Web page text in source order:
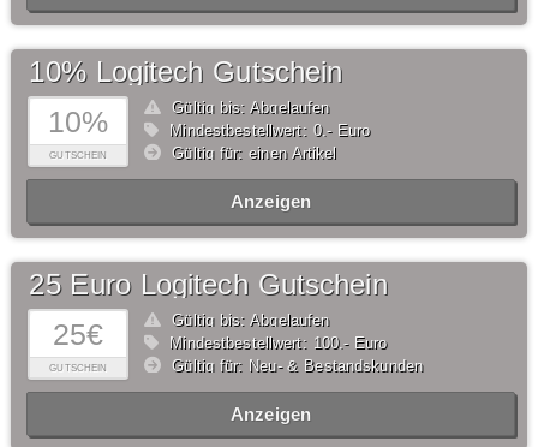
10%
GUTSCHEIN
10% Logitech Gutschein
Gültig bis: Abgelaufen
Mindestbestellwert: 0,- Euro
Gültig für: einen Artikel
Anzeigen
25€
GUTSCHEIN
25 Euro Logitech Gutschein
Gültig bis: Abgelaufen
Mindestbestellwert: 100,- Euro
Gültig für: Neu- & Bestandskunden
Anzeigen